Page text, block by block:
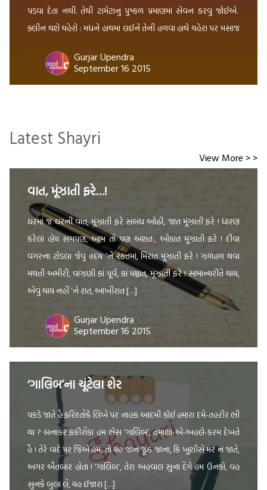
પડવા દેતા નથી. તેથી ટામેટાનું પુષ્કળ પ્રમાણમાં સેવન કરવુ જોઈએ.
ક્લીન થશે ચહેરો : મધને હાથમા લઈને તેની હળવા હાથે ચહેરા પર મસાજ
Gurjar Upendra
September 16 2015
Latest Shayri
View More > >
વાત, મૂંઝાતી ફરે…!
ઘરમાં જ ઘરની વાત, મૂંઝાતી ફરે સંબંધ ઓઢી, જાત મૂંઝાતી ફરે ! ધારણ
કરેલાં હોય સગપણ, આમ તો પણ અંશતઃ, ઓકાત મૂંઝાતી ફરે ! દીવા
વગરના ટોડલા જેવું હૃદય ‘ને રક્તમાં, મિરાત મૂંઝાતી ફરે ! ઝળહળ થવા
મથતી અમીરી, વાંઝણી કાં પૂર્વ, કાં પશ્ચાત, મૂંઝાતી ફરે ! સામાન્યરીતે થાય,
એવું થાય નહીં ‘ને રાત, આખીરાત […]
Gurjar Upendra
September 16 2015
‘ગાલિબ’ના ચૂંટેલા શેર
પકડે જાતે હૈ ફરિશ્તોંકે લિખે પર નાહક આદમી કોઈ હમારા દમે-તહરીર ભી
થા ? બનાકર ફકીરોંકા હમ ભેસ ‘ગાલિબ’, તમાશા-એ-અહલે-કરમ દેખતે
હૈ ! તેરે વાદે પર જિએ હમ, તો યહ જાન જૂઠ જાના, કિ ખુશીસે મર ન જાતે,
અગર ઐતબાર હોતા ! ‘ગાલિબ’, તેરા અહવાલ સુના દેંગે હમ ઉનકો, વહ
સુનકે બુલા લેં, યહ ઈજારા […]